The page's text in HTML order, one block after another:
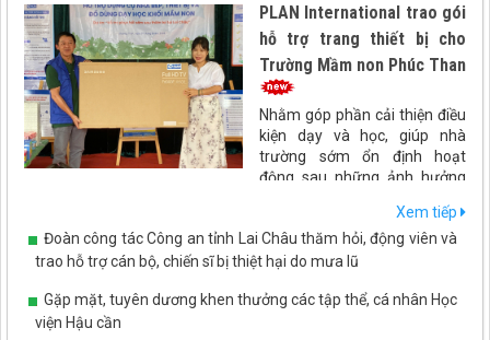
PLAN International trao gói
hỗ trợ trang thiết bị cho
Trường Mầm non Phúc Than
Nhằm góp phần cải thiện điều
kiện dạy và học, giúp nhà
trường sớm ổn định hoạt
động sau những ảnh hưởng
và trao gói hỗ trợ trang thiết bị, đồ dùng dạy học và thiết bị phục
vụ bán trú cho Trường Mầm non Phúc Than.
Xem tiếp
Đoàn công tác Công an tỉnh Lai Châu thăm hỏi, động viên và
trao hỗ trợ cán bộ, chiến sĩ bị thiệt hại do mưa lũ
Gặp mặt, tuyên dương khen thưởng các tập thể, cá nhân Học
viện Hậu cần